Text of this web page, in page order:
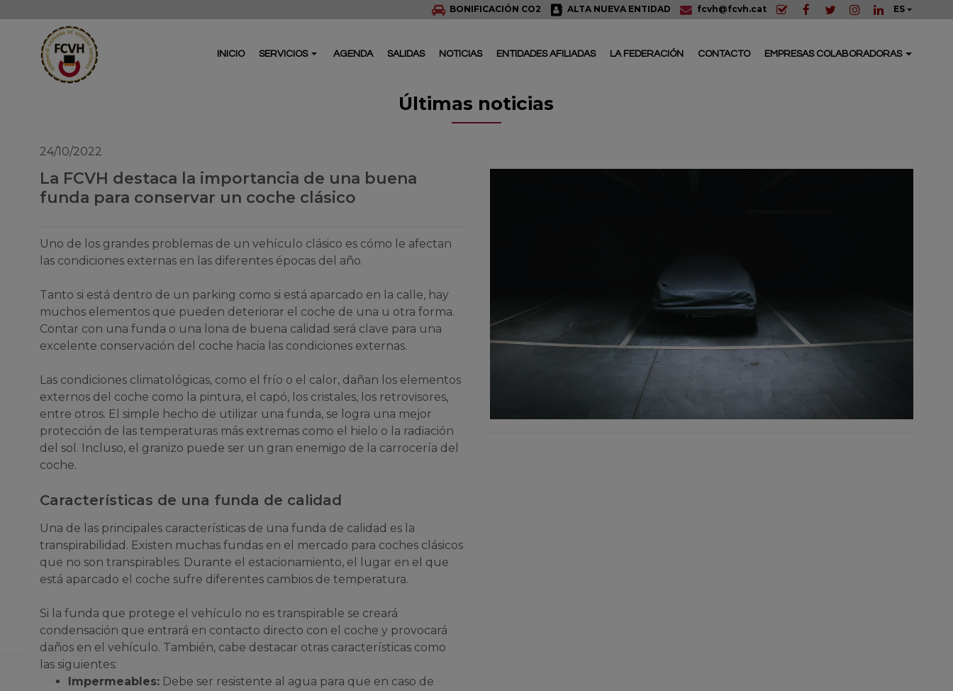
BONIFICACIÓN CO2 ALTA NUEVA ENTIDAD fcvh@fcvh.cat ES
INICIO SERVICIOS AGENDA SALIDAS NOTICIAS ENTIDADES AFILIADAS LA FEDERACIÓN CONTACTO EMPRESAS COLABORADORAS
Últimas noticias
24/10/2022
La FCVH destaca la importancia de una buena
funda para conservar un coche clásico
Uno de los grandes problemas de un vehículo clásico es cómo le afectan
las condiciones externas en las diferentes épocas del año.
Tanto si está dentro de un parking como si está aparcado en la calle, hay
muchos elementos que pueden deteriorar el coche de una u otra forma.
Contar con una funda o una lona de buena calidad será clave para una
excelente conservación del coche hacia las condiciones externas.
Las condiciones climatológicas, como el frío o el calor, dañan los elementos
externos del coche como la pintura, el capó, los cristales, los retrovisores,
entre otros. El simple hecho de utilizar una funda, se logra una mejor
protección de las temperaturas más extremas como el hielo o la radiación
del sol. Incluso, el granizo puede ser un gran enemigo de la carrocería del
coche.
Características de una funda de calidad
Una de las principales características de una funda de calidad es la
transpirabilidad. Existen muchas fundas en el mercado para coches clásicos
que no son transpirables. Durante el estacionamiento, el lugar en el que
está aparcado el coche sufre diferentes cambios de temperatura.
Si la funda que protege el vehículo no es transpirable se creará
condensación que entrará en contacto directo con el coche y provocará
daños en el vehículo. También, cabe destacar otras características como
las siguientes:
Impermeables:Debe ser resistente al agua para que en caso de